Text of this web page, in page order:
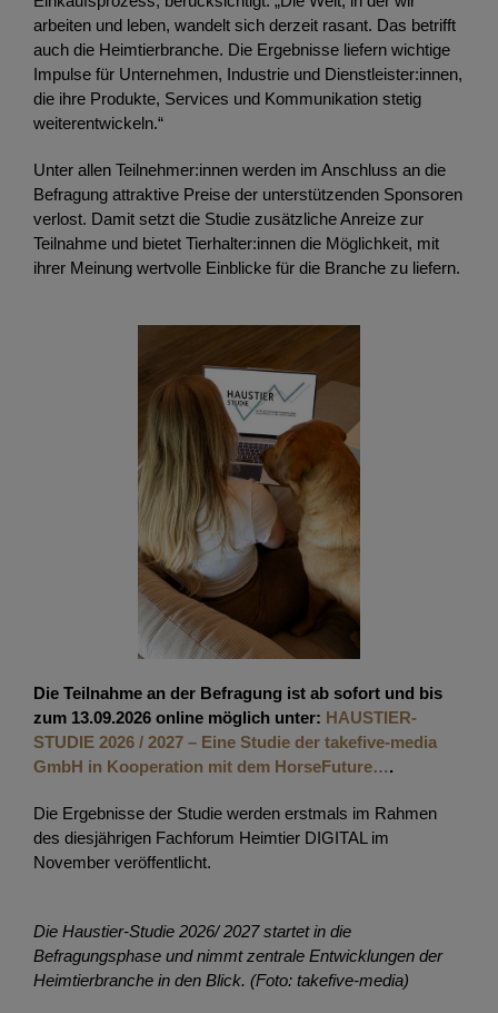
arbeiten und leben, wandelt sich derzeit rasant. Das betrifft
auch die Heimtierbranche. Die Ergebnisse liefern wichtige
Impulse für Unternehmen, Industrie und Dienstleister:innen,
die ihre Produkte, Services und Kommunikation stetig
weiterentwickeln.“
Unter allen Teilnehmer:innen werden im Anschluss an die
Befragung attraktive Preise der unterstützenden Sponsoren
verlost. Damit setzt die Studie zusätzliche Anreize zur
Teilnahme und bietet Tierhalter:innen die Möglichkeit, mit
ihrer Meinung wertvolle Einblicke für die Branche zu liefern.
Die Teilnahme an der Befragung ist ab sofort und bis
zum 13.09.2026 online möglich unter: HAUSTIER-
STUDIE 2026 / 2027 – Eine Studie der takefive-media
GmbH in Kooperation mit dem HorseFuture….
Die Ergebnisse der Studie werden erstmals im Rahmen
des diesjährigen Fachforum Heimtier DIGITAL im
November veröffentlicht.
Die Haustier-Studie 2026/ 2027 startet in die
Befragungsphase und nimmt zentrale Entwicklungen der
Heimtierbranche in den Blick. (Foto: takefive-media)